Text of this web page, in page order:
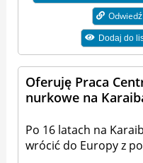
Dodaj do
Oferuję Praca
nurkowe na
Po 16 latach na
wrócić do Europy z